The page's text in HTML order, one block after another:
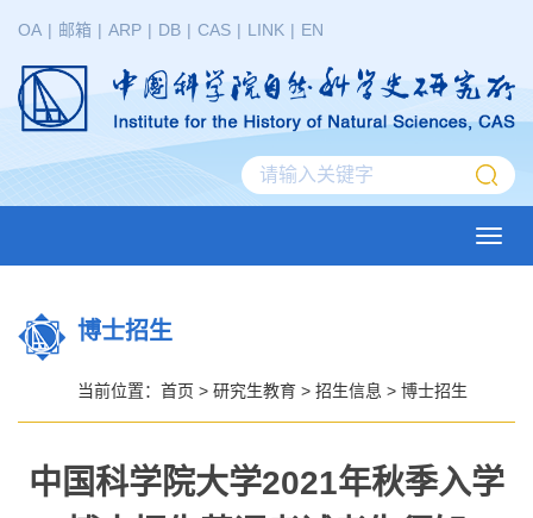
OA | 邮箱 | ARP | DB | CAS | LINK | EN
博士招生
当前位置： 首页 > 研究生教育 > 招生信息 > 博士招生
中国科学院大学2021年秋季入学